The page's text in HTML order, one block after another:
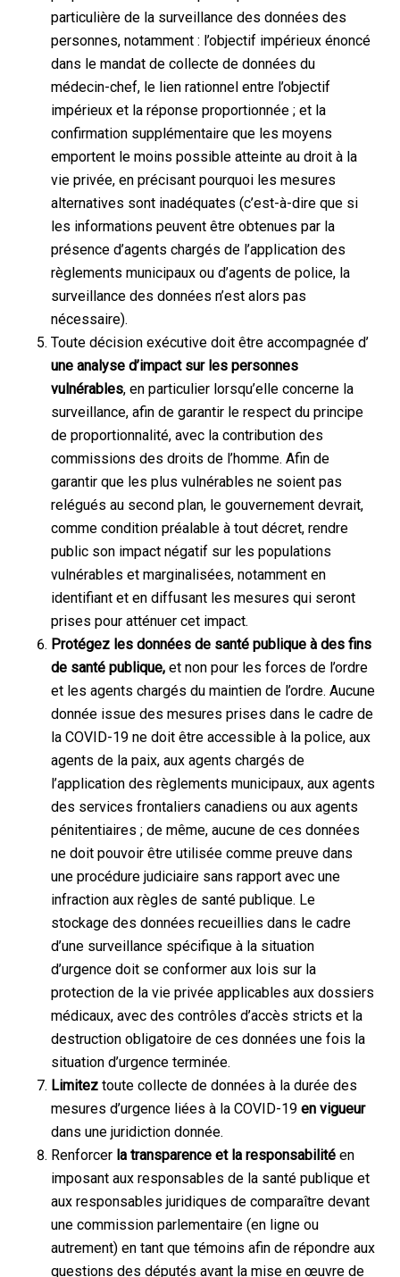
particulière de la surveillance des données des
personnes, notamment : l’objectif impérieux énoncé
dans le mandat de collecte de données du
médecin-chef, le lien rationnel entre l’objectif
impérieux et la réponse proportionnée ; et la
confirmation supplémentaire que les moyens
emportent le moins possible atteinte au droit à la
vie privée, en précisant pourquoi les mesures
alternatives sont inadéquates (c’est-à-dire que si
les informations peuvent être obtenues par la
présence d’agents chargés de l’application des
règlements municipaux ou d’agents de police, la
surveillance des données n’est alors pas
nécessaire).
Toute décision exécutive doit être accompagnée d’
une analyse d’impact sur les personnes
vulnérables, en particulier lorsqu’elle concerne la
surveillance, afin de garantir le respect du principe
de proportionnalité, avec la contribution des
commissions des droits de l’homme. Afin de
garantir que les plus vulnérables ne soient pas
relégués au second plan, le gouvernement devrait,
comme condition préalable à tout décret, rendre
public son impact négatif sur les populations
vulnérables et marginalisées, notamment en
identifiant et en diffusant les mesures qui seront
prises pour atténuer cet impact.
Protégez les données de santé publique à des fins
de santé publique,et non pour les forces de l’ordre
et les agents chargés du maintien de l’ordre. Aucune
donnée issue des mesures prises dans le cadre de
la COVID-19 ne doit être accessible à la police, aux
agents de la paix, aux agents chargés de
l’application des règlements municipaux, aux agents
des services frontaliers canadiens ou aux agents
pénitentiaires ; de même, aucune de ces données
ne doit pouvoir être utilisée comme preuve dans
une procédure judiciaire sans rapport avec une
infraction aux règles de santé publique. Le
stockage des données recueillies dans le cadre
d’une surveillance spécifique à la situation
d’urgence doit se conformer aux lois sur la
protection de la vie privée applicables aux dossiers
médicaux, avec des contrôles d’accès stricts et la
destruction obligatoire de ces données une fois la
situation d’urgence terminée.
Limiteztoute collecte de données à la durée des
mesures d’urgence liées à la COVID-19 en vigueur
dans une juridiction donnée.
Renforcer la transparence et la responsabilitéen
imposant aux responsables de la santé publique et
aux responsables juridiques de comparaître devant
une commission parlementaire (en ligne ou
autrement) en tant que témoins afin de répondre aux
questions des députés avant la mise en œuvre de